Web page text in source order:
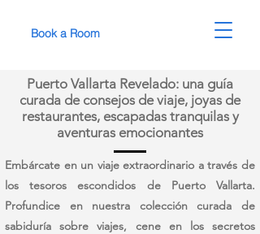
Book a Room
Puerto Vallarta Revelado: una guía
curada de consejos de viaje, joyas de
restaurantes, escapadas tranquilas y
aventuras emocionantes
Embárcate en un viaje extraordinario a través de
los tesoros escondidos de Puerto Vallarta.
Profundice en nuestra colección curada de
sabiduría sobre viajes, cene en los secretos